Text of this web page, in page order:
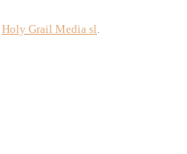
Holy Grail Media sl